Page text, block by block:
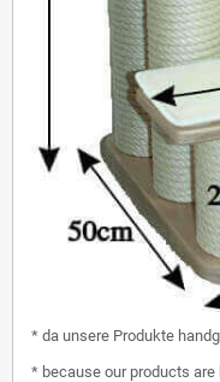
* da unsere Produkte
* because our products